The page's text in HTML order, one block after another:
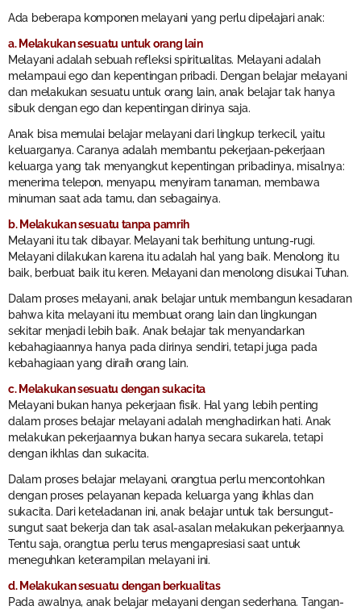
Ada beberapa komponen melayani yang perlu dipelajari anak:
a. Melakukan sesuatu untuk orang lain
Melayani adalah sebuah refleksi spiritualitas. Melayani adalah
melampaui ego dan kepentingan pribadi. Dengan belajar melayani
dan melakukan sesuatu untuk orang lain, anak belajar tak hanya
sibuk dengan ego dan kepentingan dirinya saja.
Anak bisa memulai belajar melayani dari lingkup terkecil, yaitu
keluarganya. Caranya adalah membantu pekerjaan-pekerjaan
keluarga yang tak menyangkut kepentingan pribadinya, misalnya:
menerima telepon, menyapu, menyiram tanaman, membawa
minuman saat ada tamu, dan sebagainya.
b. Melakukan sesuatu tanpa pamrih
Melayani itu tak dibayar. Melayani tak berhitung untung-rugi.
Melayani dilakukan karena itu adalah hal yang baik. Menolong itu
baik, berbuat baik itu keren. Melayani dan menolong disukai Tuhan.
Dalam proses melayani, anak belajar untuk membangun kesadaran
bahwa kita melayani itu membuat orang lain dan lingkungan
sekitar menjadi lebih baik. Anak belajar tak menyandarkan
kebahagiaannya hanya pada dirinya sendiri, tetapi juga pada
kebahagiaan yang diraih orang lain.
c. Melakukan sesuatu dengan sukacita
Melayani bukan hanya pekerjaan fisik. Hal yang lebih penting
dalam proses belajar melayani adalah menghadirkan hati. Anak
melakukan pekerjaannya bukan hanya secara sukarela, tetapi
dengan ikhlas dan sukacita.
Dalam proses belajar melayani, orangtua perlu mencontohkan
dengan proses pelayanan kepada keluarga yang ikhlas dan
sukacita. Dari keteladanan ini, anak belajar untuk tak bersungut-
sungut saat bekerja dan tak asal-asalan melakukan pekerjaannya.
Tentu saja, orangtua perlu terus mengapresiasi saat untuk
meneguhkan keterampilan melayani ini.
d. Melakukan sesuatu dengan berkualitas
Pada awalnya, anak belajar melayani dengan sederhana. Tangan-